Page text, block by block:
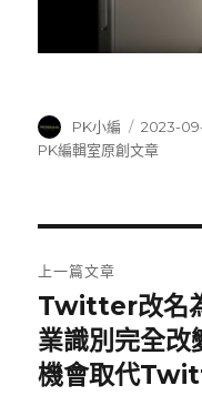
作
者
PK小編
發
佈
2023-
PK編輯室原創文章
章
導
覽
上一篇文章
上
一
篇
Twitter改名
業識別完全
機會取代